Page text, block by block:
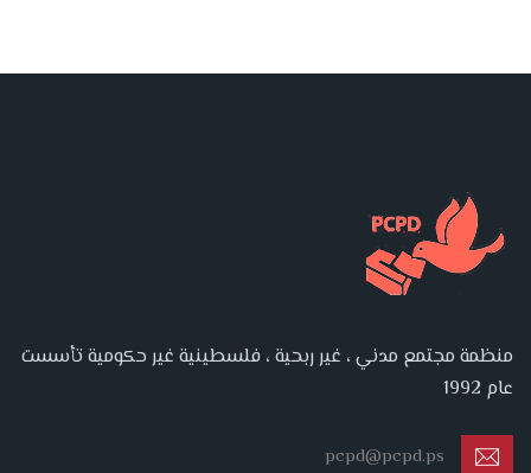
منظمة مجتمع مدني ، غير ربحية ، فلسطينية غير حكومية تأسست
عام 1992
pcpd@pcpd.ps